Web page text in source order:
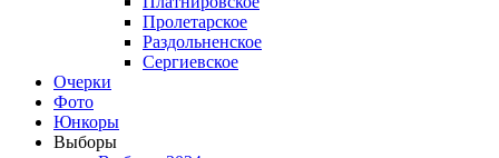
Пролетарское
Раздольненское
Сергиевское
Очерки
Фото
Юнкоры
Выборы